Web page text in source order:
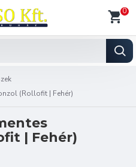
0
(Rollofit | Fehér)
| Fehér)